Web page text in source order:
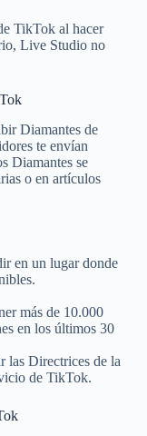
TikTok al hacer
Live Studio no
Diamantes de
te envían
Diamantes se
o en artículos
en un lugar donde
más de 10.000
en los últimos 30
las Directrices de la
de TikTok.